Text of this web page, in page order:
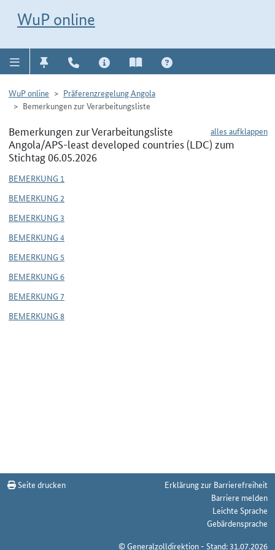
WuP online
WuP online
Präferenzregelung Angola
Bemerkungen zur Verarbeitungsliste
alles aufklappen
Bemerkungen zur Verarbeitungsliste
Angola/APS-least developed countries (LDC) zum
Stichtag 06.05.2026
BEMERKUNG 1
BEMERKUNG 2
BEMERKUNG 3
BEMERKUNG 4
BEMERKUNG 5
BEMERKUNG 6
BEMERKUNG 7
BEMERKUNG 8
Seite drucken
Erklärung zur Barrierefreiheit
Barriere melden
Leichte Sprache
Gebärdensprache
© Generalzolldirektion - Stand: 31.07.2026